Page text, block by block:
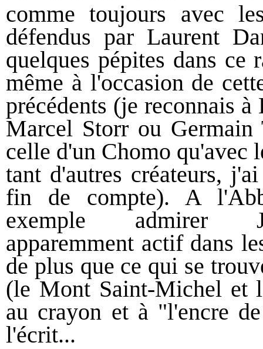
comme toujours avec
défendus par Laurent
quelques pépites dans ce
même à l'occasion de
précédents (je reconnais
Marcel Storr ou Germain
celle d'un Chomo qu'avec
tant d'autres créateurs,
fin de compte). A
exemple admirer
apparemment actif dans
de plus que ce qui se
(le Mont Saint-Michel et
au crayon et à "l'encre
l'écrit...